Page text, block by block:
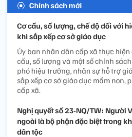
Chính sách mới
Cơ cấu, số lượng, chế độ đối với
khi sắp xếp cơ sở giáo dục
Ủy ban nhân dân cấp xã thực
cấu, số lượng và một số chính
phó hiệu trưởng, nhân sự hỗ trợ
sắp xếp cơ sở giáo dục mầm non,
cấp xã.
Nghị quyết số 23-NQ/TW: Người
ngoài là bộ phận đặc biệt trong
dân tộc